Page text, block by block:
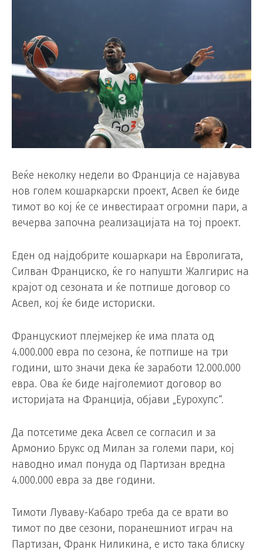
Веќе неколку недели во Франција се најавува
нов голем кошаркарски проект, Асвел ќе биде
тимот во кој ќе се инвестираат огромни пари, а
вечерва започна реализацијата на тој проект.
Еден од најдобрите кошаркари на Евролигата,
Силван Франциско, ќе го напушти Жалгирис на
крајот од сезоната и ќе потпише договор со
Асвел, кој ќе биде историски.
Францускиот плејмејкер ќе има плата од
4.000.000 евра по сезона, ќе потпише на три
години, што значи дека ќе заработи 12.000.000
евра. Ова ќе биде најголемиот договор во
историјата на Франција, објави „Еурохупс“.
Да потсетиме дека Асвел се согласил и за
Армонио Брукс од Милан за големи пари, кој
наводно имал понуда од Партизан вредна
4.000.000 евра за две години.
Тимоти Луваву-Кабаро треба да се врати во
тимот по две сезони, поранешниот играч на
Партизан, Франк Ниликина, е исто така блиску